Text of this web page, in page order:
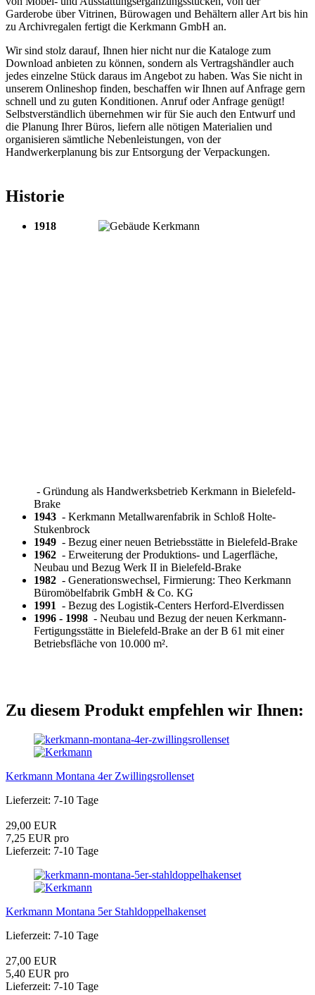
Garderobe über Vitrinen, Bürowagen und Behältern aller Art bis hin
zu Archivregalen fertigt die Kerkmann GmbH an.
Wir sind stolz darauf, Ihnen hier nicht nur die Kataloge zum
Download anbieten zu können, sondern als Vertragshändler auch
jedes einzelne Stück daraus im Angebot zu haben. Was Sie nicht in
unserem Onlineshop finden, beschaffen wir Ihnen auf Anfrage gern
schnell und zu guten Konditionen. Anruf oder Anfrage genügt!
Selbstverständlich übernehmen wir für Sie auch den Entwurf und
die Planung Ihrer Büros, liefern alle nötigen Materialien und
organisieren sämtliche Nebenleistungen, von der
Handwerkerplanung bis zur Entsorgung der Verpackungen.
Historie
1918
- Gründung als Handwerksbetrieb Kerkmann in Bielefeld-
Brake
1943 - Kerkmann Metallwarenfabrik in Schloß Holte-
Stukenbrock
1949 - Bezug einer neuen Betriebsstätte in Bielefeld-Brake
1962 - Erweiterung der Produktions- und Lagerfläche,
Neubau und Bezug Werk II in Bielefeld-Brake
1982 - Generationswechsel, Firmierung: Theo Kerkmann
Büromöbelfabrik GmbH & Co. KG
1991 - Bezug des Logistik-Centers Herford-Elverdissen
1996 - 1998 - Neubau und Bezug der neuen Kerkmann-
Fertigungsstätte in Bielefeld-Brake an der B 61 mit einer
Betriebsfläche von 10.000 m².
Zu diesem Produkt empfehlen wir Ihnen:
Kerkmann Montana 4er Zwillingsrollenset
Lieferzeit: 7-10 Tage
29,00 EUR
7,25 EUR pro
Lieferzeit: 7-10 Tage
Kerkmann Montana 5er Stahldoppelhakenset
Lieferzeit: 7-10 Tage
27,00 EUR
5,40 EUR pro
Lieferzeit: 7-10 Tage